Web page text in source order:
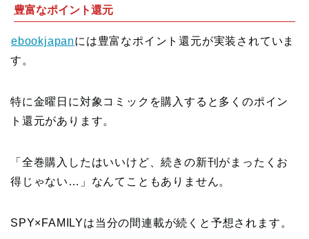
豊富なポイント還元
ebookjapanには豊富なポイント還元が実装されていま
す。
特に金曜日に対象コミックを購入すると多くのポイン
ト還元があります。
「全巻購入したはいいけど、続きの新刊がまったくお
得じゃない…」なんてこともありません。
SPY×FAMILYは当分の間連載が続くと予想されます。